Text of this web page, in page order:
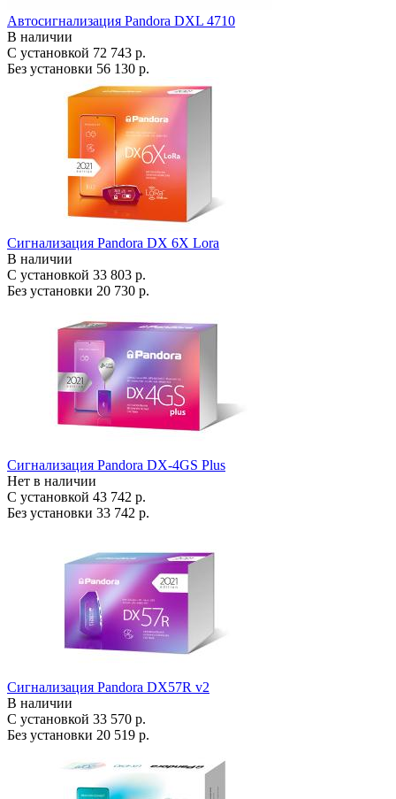
Автосигнализация Pandora DXL 4710
В наличии
С установкой 72 743 р.
Без установки 56 130 р.
Сигнализация Pandora DX 6X Lora
В наличии
С установкой 33 803 р.
Без установки 20 730 р.
Сигнализация Pandora DX-4GS Plus
Нет в наличии
С установкой 43 742 р.
Без установки 33 742 р.
Сигнализация Pandora DX57R v2
В наличии
С установкой 33 570 р.
Без установки 20 519 р.